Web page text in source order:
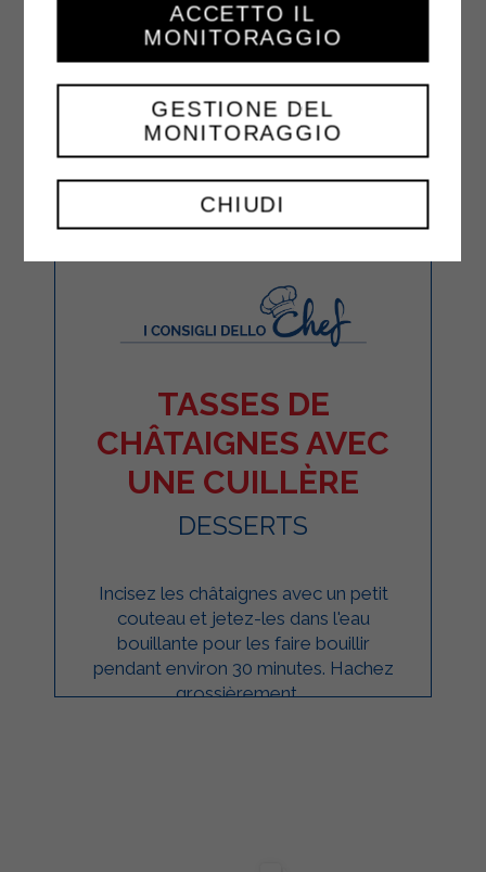
TASSES DE
CHÂTAIGNES AVEC
UNE CUILLÈRE
DESSERTS
Incisez les châtaignes avec un petit
couteau et jetez-les dans l'eau
bouillante pour les faire bouillir
pendant environ 30 minutes. Hachez
grossièrement ...
CHIUDI
GESTIONE DEL
MONITORAGGIO
ACCETTO IL
MONITORAGGIO